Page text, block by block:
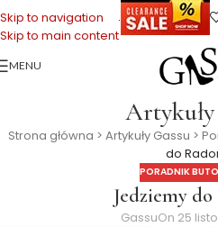
Skip to navigation
Skip to main content
.
MENU
Artykuły
Strona główna > Artykuły Gassu >
do
PORADNIK
Jedziemy
GassuOn 25